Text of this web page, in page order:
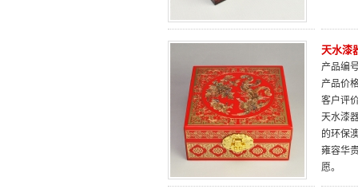
天水漆
产品编
产品价
客户评
天水漆
的环保
雍容华
愿。